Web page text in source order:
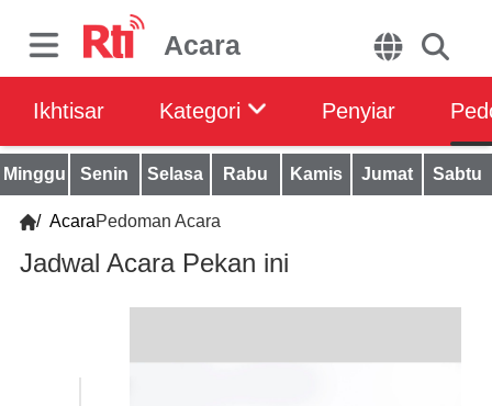
Acara
Ikhtisar Kategori Penyiar
Minggu Senin Selasa Rabu Kamis Jumat Sabtu
/AcaraPedoman Acara
Jadwal Acara Pekan ini